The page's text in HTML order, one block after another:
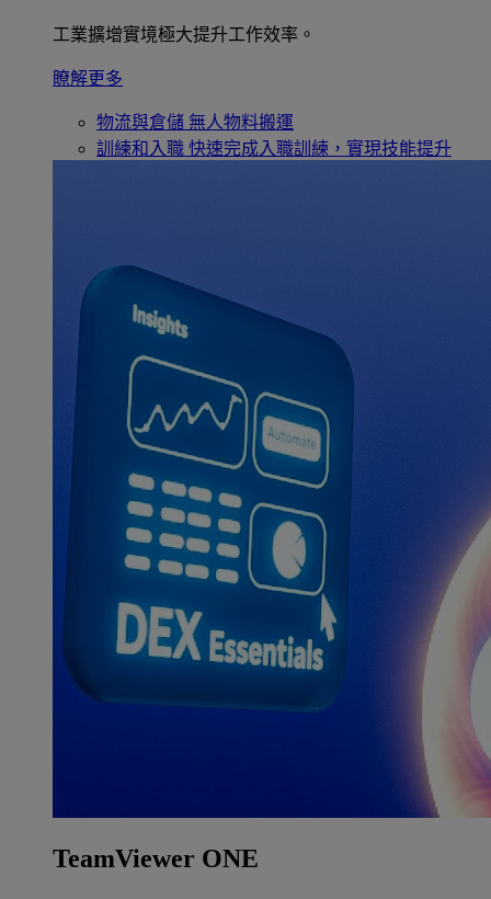
工業擴增實境極大提升工作效率。
瞭解更多
物流與倉儲 無人物料搬運
訓練和入職 快速完成入職訓練，實現技能提升
TeamViewer ONE